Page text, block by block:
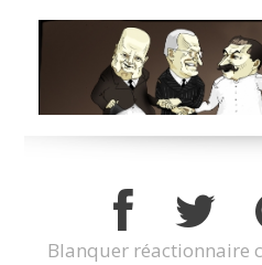
Blanquer réactionnaire